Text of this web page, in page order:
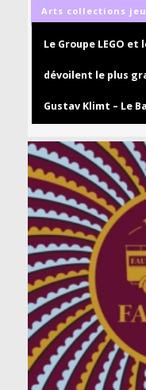
Arts collections
Le Groupe LEGO et
dévoilent le plus
Gustav Klimt – Le